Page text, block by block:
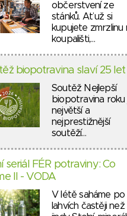
občerstvení ze
stánků. Ať už si
kupujete zmrzlinu
koupališti,…
biopotravina slaví 25 let
Soutěž Nejlepší
biopotravina roku
největší a
nejprestižnější
soutěží…
seriál FÉR potraviny: Co
II - VODA
V létě saháme po
lahvích častěji než